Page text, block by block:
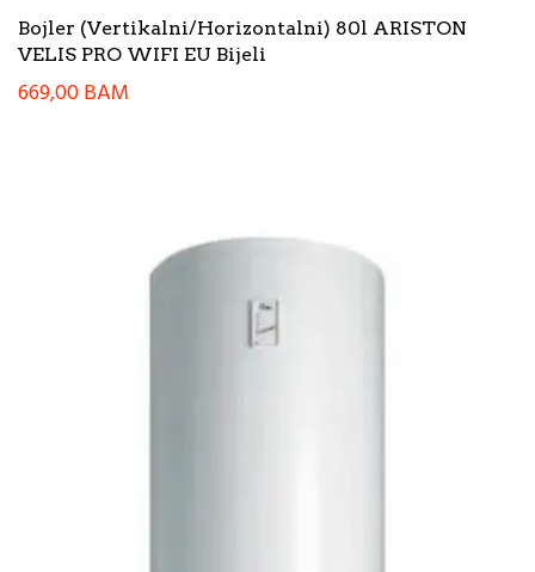
Bojler (Vertikalni/Horizontalni) 80l ARISTON
VELIS PRO WIFI EU Bijeli
669,00BAM